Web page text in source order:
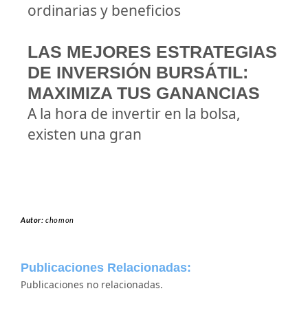
ordinarias y beneficios
LAS MEJORES ESTRATEGIAS
DE INVERSIÓN BURSÁTIL:
MAXIMIZA TUS GANANCIAS
A la hora de invertir en la bolsa,
existen una gran
Autor:chomon
Publicaciones Relacionadas:
Publicaciones no relacionadas.